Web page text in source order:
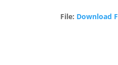
File: Download